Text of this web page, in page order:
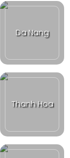
Da Nang
Thanh Hoa